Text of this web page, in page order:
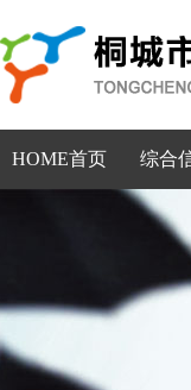
HOME首页 综合